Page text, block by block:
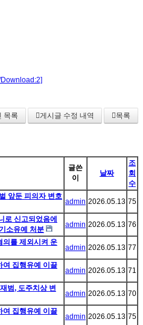
목록 게시글 수정 내역 목록
글쓴
이
날짜
조
회
수
앞둔 피의자 변호
admin 2026.05.13 75
로 신고되었음에
소유예 처분
admin 2026.05.13 76
의를 제외시켜 운
admin 2026.05.13 77
여 집행유예 이끌
admin 2026.05.13 71
범, 도주치상 변
admin 2026.05.13 70
여 집행유예 이끌
admin 2026.05.13 75